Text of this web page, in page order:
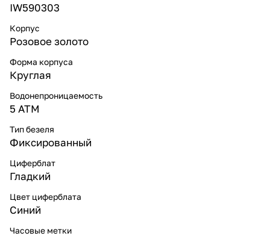
IW590303
Корпус
Розовое золото
Форма корпуса
Круглая
Водонепроницаемость
5 ATM
Тип безеля
Фиксированный
Циферблат
Гладкий
Цвет циферблата
Синий
Часовые метки